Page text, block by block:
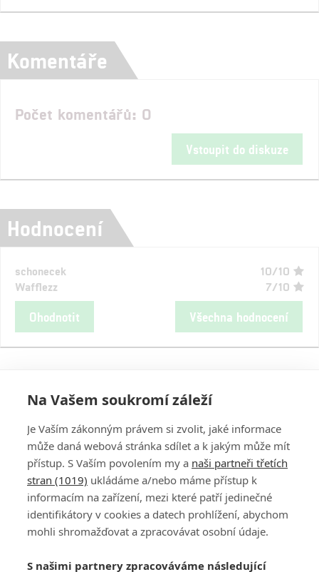
Komentáře
Počet komentářů: 0
Vstoupit do diskuze
Hodnocení
schonecek
10/10
Wafflezz
7/10
Ohodnotit Všechna hodnocení
PŘIHLÁSIT
REGISTROVAT
DISKUZE
Šéfredaktorkou webu jePetr Slavík, e-mailserialy@fandimefilmu.cz
Na Vašem soukromí záleží
Je Vaším zákonným právem si zvolit, jaké informace
může daná webová stránka sdílet a k jakým může mít
přístup. S Vaším povolením my a naši partneři třetích
stran (1019) ukládáme a/nebo máme přístup k
informacím na zařízení, mezi které patří jedinečné
identifikátory v cookies a datech prohlížení, abychom
mohli shromažďovat a zpracovávat osobní údaje.
S našimi partnery zpracováváme následující